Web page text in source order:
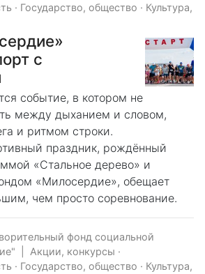
· Государство, общество · Культура,
с
событие, в котором не
между дыханием и словом,
и ритмом строки.
праздник, рождённый
«Стальное дерево» и
«Милосердие», обещает
чем просто соревнование.
фонд социальной
Акции, конкурсы ·
· Государство, общество · Культура,